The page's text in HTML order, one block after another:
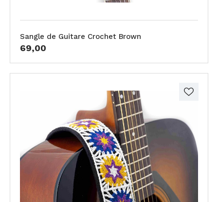
Sangle de Guitare Crochet Brown
69,00